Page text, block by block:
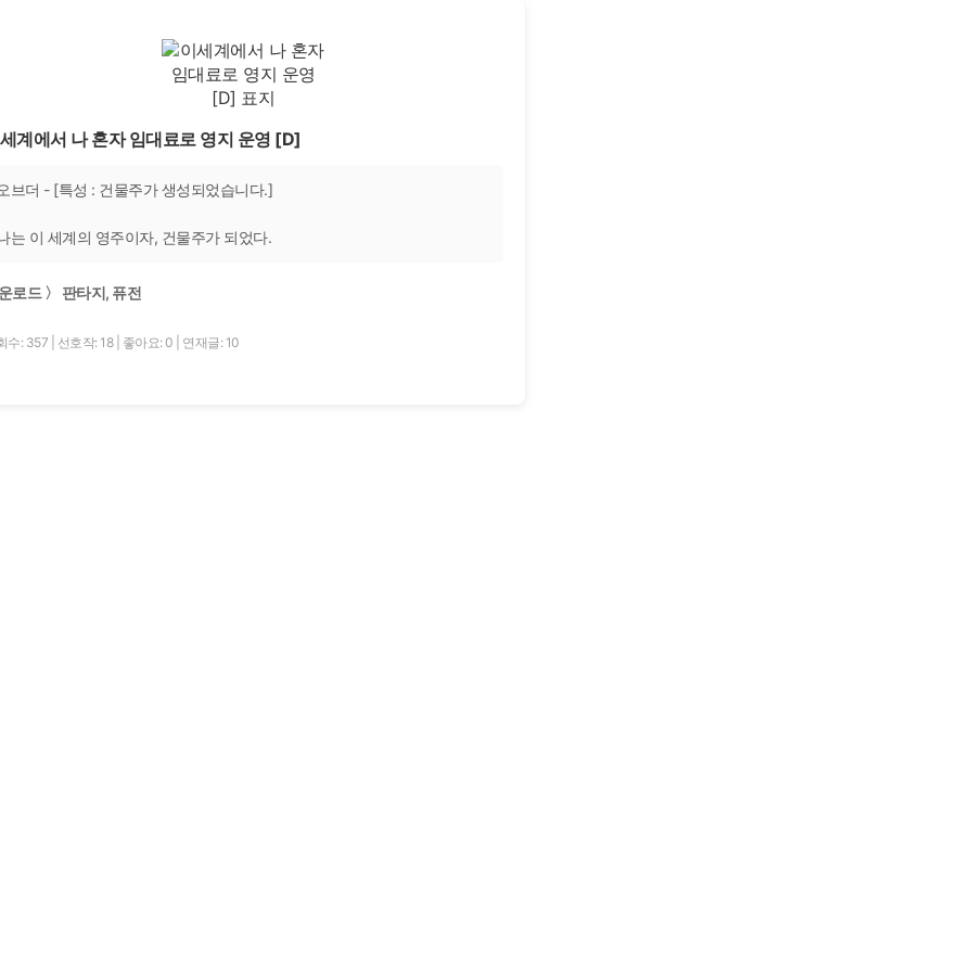
계에서 나 혼자 임대료로 영지 운영 [D]
브더 - [특성 : 건물주가 생성되었습니다.]
는 이 세계의 영주이자, 건물주가 되었다.
로드 〉 판타지, 퓨전
수: 357 선호작: 18 좋아요: 0 연재글: 10